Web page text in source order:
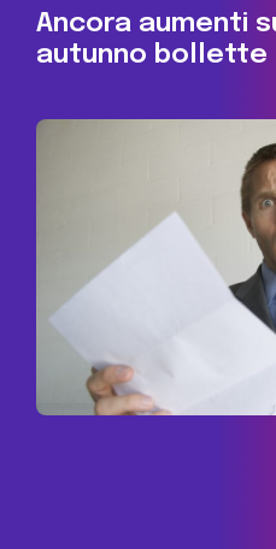
Ancora aumenti
autunno bollette